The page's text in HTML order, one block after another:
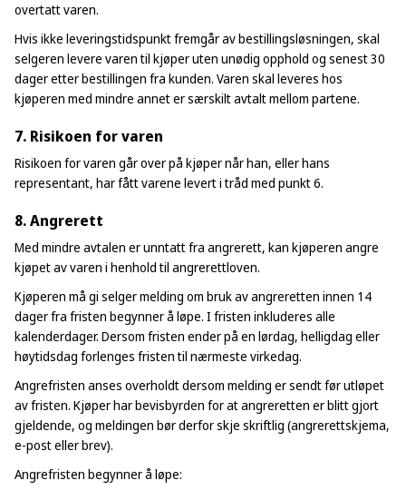
overtatt varen.
Hvis ikke leveringstidspunkt fremgår av bestillingsløsningen, skal
selgeren levere varen til kjøper uten unødig opphold og senest 30
dager etter bestillingen fra kunden. Varen skal leveres hos
kjøperen med mindre annet er særskilt avtalt mellom partene.
7. Risikoen for varen
Risikoen for varen går over på kjøper når han, eller hans
representant, har fått varene levert i tråd med punkt 6.
8. Angrerett
Med mindre avtalen er unntatt fra angrerett, kan kjøperen angre
kjøpet av varen i henhold til angrerettloven.
Kjøperen må gi selger melding om bruk av angreretten innen 14
dager fra fristen begynner å løpe. I fristen inkluderes alle
kalenderdager. Dersom fristen ender på en lørdag, helligdag eller
høytidsdag forlenges fristen til nærmeste virkedag.
Angrefristen anses overholdt dersom melding er sendt før utløpet
av fristen. Kjøper har bevisbyrden for at angreretten er blitt gjort
gjeldende, og meldingen bør derfor skje skriftlig (angrerettskjema,
e-post eller brev).
Angrefristen begynner å løpe: